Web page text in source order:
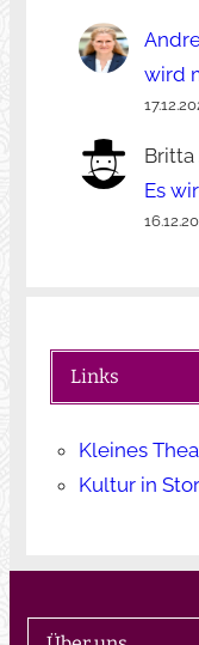
wird
Es
Links
Kleines
Kultur in